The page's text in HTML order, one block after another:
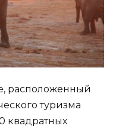
расположенный
туризма
квадратных